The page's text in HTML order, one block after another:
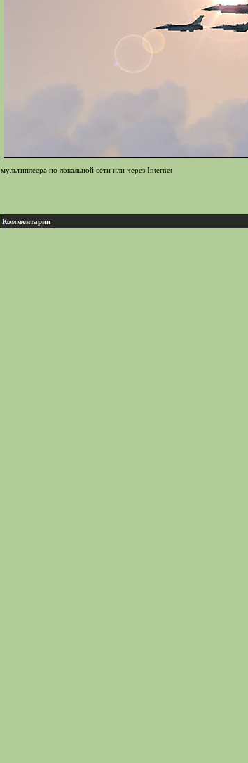
мультиплеера по локальной сети или через Internet
Комментарии